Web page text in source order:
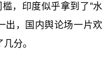
，印度似乎拿到了“水
出，国内舆论场一片欢
分。